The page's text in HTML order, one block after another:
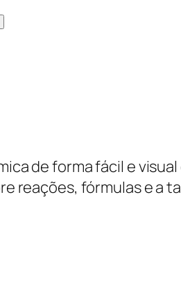
de forma fácil e
reações, fórmulas e a